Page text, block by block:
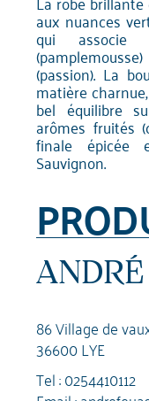
aux nuances
qui associe
(passion). La
matière
bel équilibre
arômes fruités
finale épicée
Sauvignon.
86 Village de
36600 LYE
Tel :0254410112